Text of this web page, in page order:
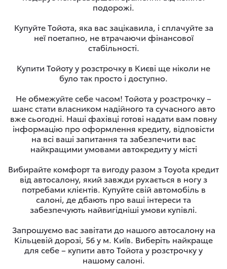
подорожі.
Купуйте Тойота, яка вас зацікавила, і сплачуйте за
неї поетапно, не втрачаючи фінансової
стабільності.
Купити Тойоту у розстрочку в Києві ще ніколи не
було так просто і доступно.
Не обмежуйте себе часом! Тойота у розстрочку –
шанс стати власником надійного та сучасного авто
вже сьогодні. Наші фахівці готові надати вам повну
інформацію про оформлення кредиту, відповісти
на всі ваші запитання та забезпечити вас
найкращими умовами автокредиту у місті
Вибирайте комфорт та вигоду разом з Toyota кредит
від автосалону, який завжди рухається в ногу з
потребами клієнтів. Купуйте свій автомобіль в
салоні, де дбають про ваші інтереси та
забезпечують найвигідніші умови купівлі.
Запрошуємо вас завітати до нашого автосалону на
Кільцевій дорозі, 56 у м. Київ. Виберіть найкраще
для себе – купити авто Тойота у розстрочку у
нашому салоні.